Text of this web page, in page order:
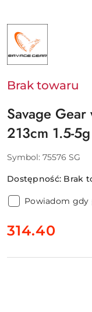
NAZWA
PRODUCENTA:
SAVAGE
GEAR
-
SVENDSEN
A/S
Brak towaru
Savage
213cm 1.5-5g
Symbol: 75576 SG
Dostępność: Brak
Powiadom gdy
cena:
314.40